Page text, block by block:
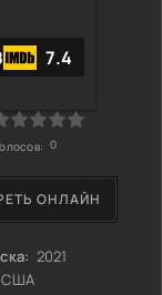
7.4
2021
США
ОНЛАЙН
0